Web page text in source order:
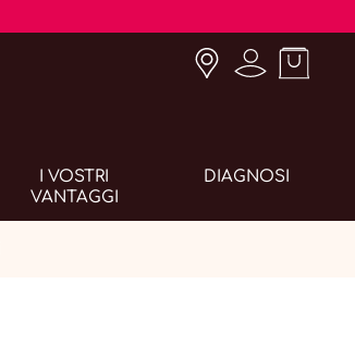
I VOSTRI
VANTAGGI
DIAGNOSI